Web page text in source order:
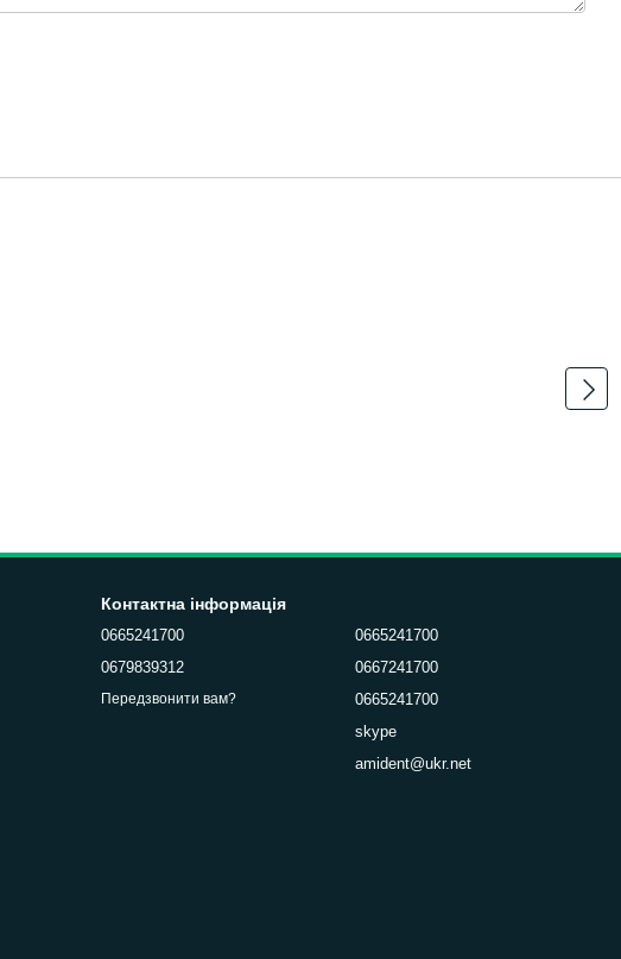
Контактна інформація
0665241700
0679839312
Передзвонити вам?
0665241700
0667241700
0665241700
skype
amident@ukr.net